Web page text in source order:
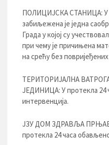
ПОЛИЦИЈСКА СТАНИЦА: У
забиљеженa је једнa
Града у којој су
при чему је причињена
на срећу без
ТЕРИТОРИЈАЛНА
ЈЕДИНИЦА: У протекла 24
интервенција.
ЈЗУ ДОМ ЗДРАВЉА
протекла 24 часа